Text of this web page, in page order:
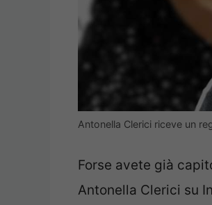
Antonella Clerici riceve un
Forse avete già
Antonella Clerici su